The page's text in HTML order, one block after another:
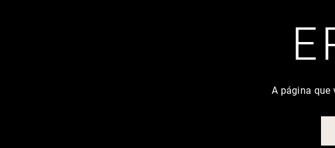
A página que